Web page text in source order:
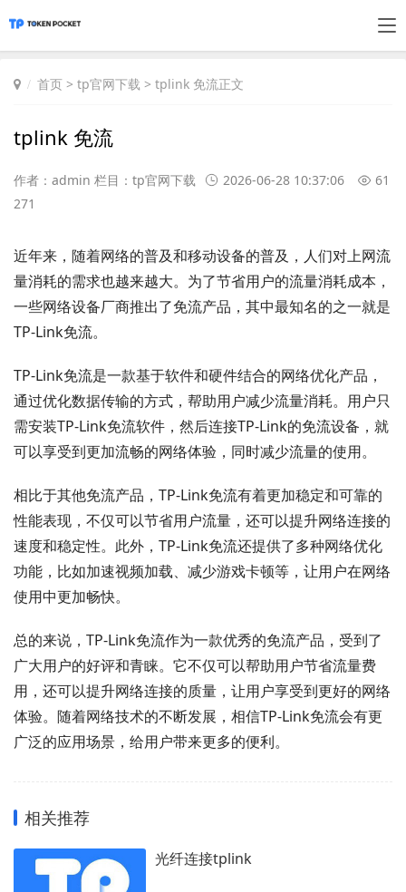
首页 > tp官网下载 > tplink 免流正文
tplink 免流
作者：admin 栏目： tp官网下载 2026-06-28 10:37:06
61
271
近年来，随着网络的普及和移动设备的普及，人们对上网流
量消耗的需求也越来越大。为了节省用户的流量消耗成本，
一些网络设备厂商推出了免流产品，其中最知名的之一就是
TP-Link免流。
TP-Link免流是一款基于软件和硬件结合的网络优化产品，
通过优化数据传输的方式，帮助用户减少流量消耗。用户只
需安装TP-Link免流软件，然后连接TP-Link的免流设备，就
可以享受到更加流畅的网络体验，同时减少流量的使用。
相比于其他免流产品，TP-Link免流有着更加稳定和可靠的
性能表现，不仅可以节省用户流量，还可以提升网络连接的
速度和稳定性。此外，TP-Link免流还提供了多种网络优化
功能，比如加速视频加载、减少游戏卡顿等，让用户在网络
使用中更加畅快。
总的来说，TP-Link免流作为一款优秀的免流产品，受到了
广大用户的好评和青睐。它不仅可以帮助用户节省流量费
用，还可以提升网络连接的质量，让用户享受到更好的网络
体验。随着网络技术的不断发展，相信TP-Link免流会有更
广泛的应用场景，给用户带来更多的便利。
相关推荐
光纤连接tplink